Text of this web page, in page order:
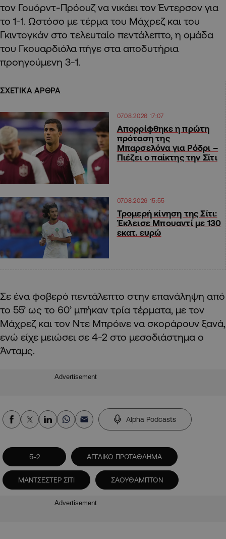
τον Γουόρντ-Πρόουζ να νικάει τον Έντερσον για
το 1-1. Ωστόσο με τέρμα του Μάχρεζ και του
Γκιντογκάν στο τελευταίο πεντάλεπτο, η ομάδα
του Γκουαρδιόλα πήγε στα αποδυτήρια
προηγούμενη 3-1.
ΣΧΕΤΙΚΑ ΑΡΘΡΑ
07.08.2026 17:07
Απορρίφθηκε η πρώτη
πρόταση της
Μπαρσελόνα για Ρόδρι –
Πιέζει ο παίκτης την Σίτι
07.08.2026 15:55
Τρομερή κίνηση της Σίτι:
Έκλεισε Μπουαντί με 130
εκατ. ευρώ
Σε ένα φοβερό πεντάλεπτο στην επανάληψη από
το 55’ ως το 60’ μπήκαν τρία τέρματα, με τον
Μάχρεζ και τον Ντε Μπρόινε να σκοράρουν ξανά,
ενώ είχε μειώσει σε 4-2 στο μεσοδιάστημα ο
Άνταμς.
Advertisement
Alpha Podcasts
5-2 ΑΓΓΛΙΚΟ ΠΡΩΤΑΘΛΗΜΑ
ΜΑΝΤΣΕΣΤΕΡ ΣΙΤΙ ΣΑΟΥΘΑΜΠΤΟΝ
Advertisement